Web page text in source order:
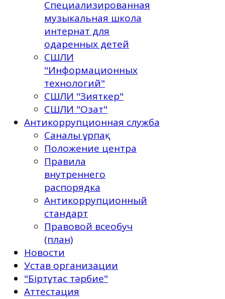
Специализированная
музыкальная школа
интернат для
одаренных детей
СШЛИ
"Информационных
технологий"
СШЛИ "Зияткер"
СШЛИ "Озат"
Антикоррупционная служба
Саналы ұрпақ
Положение центра
Правила
внутреннего
распорядка
Антикоррупционный
стандарт
Правовой всеобуч
(план)
Новости
Устав организации
"Біртұтас тәрбие"
Аттестация